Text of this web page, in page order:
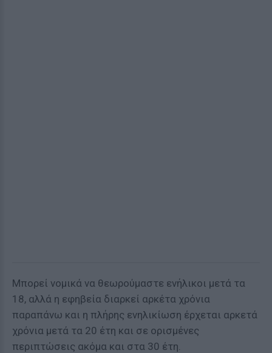
Μπορεί νομικά να θεωρούμαστε ενήλικοι μετά τα
18, αλλά η εφηβεία διαρκεί αρκέτα χρόνια
παραπάνω και η πλήρης ενηλικίωση έρχεται αρκετά
χρόνια μετά τα 20 έτη και σε ορισμένες
περιπτώσεις ακόμα και στα 30 έτη.